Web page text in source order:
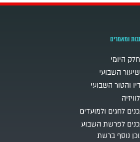
ומאמרים
היומי
השבועי
והטור השבועי
לחגים ולמועדים
לפרשת השבוע
נוסף ברשת